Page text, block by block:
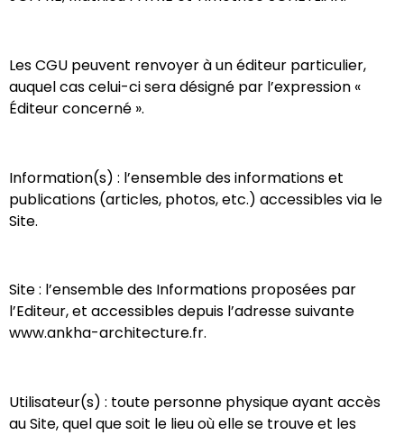
Les CGU peuvent renvoyer à un éditeur particulier,
auquel cas celui-ci sera désigné par l’expression «
Éditeur concerné ».
Information(s)​ : l’ensemble des informations et
publications (articles, photos, etc.) accessibles via le
Site.
Site​ : l’ensemble des Informations proposées par
l’Editeur, et accessibles depuis l’adresse suivante ​
www.ankha-architecture.fr.
Utilisateur(s)​ : toute personne physique ayant accès
au Site, quel que soit le lieu où elle se trouve et les